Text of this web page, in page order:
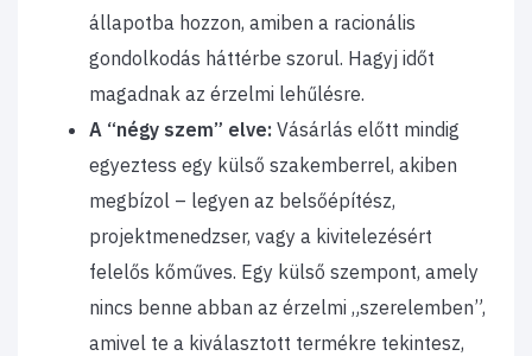
állapotba hozzon, amiben a racionális
gondolkodás háttérbe szorul. Hagyj időt
magadnak az érzelmi lehűlésre.
A “négy szem” elve: Vásárlás előtt mindig
egyeztess egy külső szakemberrel, akiben
megbízol – legyen az belsőépítész,
projektmenedzser, vagy a kivitelezésért
felelős kőműves. Egy külső szempont, amely
nincs benne abban az érzelmi „szerelemben”,
amivel te a kiválasztott termékre tekintesz,